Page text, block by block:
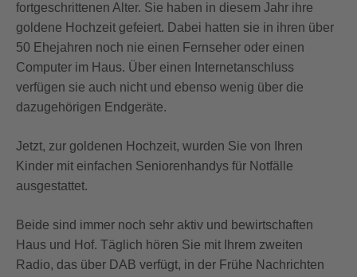
fortgeschrittenen Alter. Sie haben in diesem Jahr ihre
goldene Hochzeit gefeiert. Dabei hatten sie in ihren über
50 Ehejahren noch nie einen Fernseher oder einen
Computer im Haus. Über einen Internetanschluss
verfügen sie auch nicht und ebenso wenig über die
dazugehörigen Endgeräte.
Jetzt, zur goldenen Hochzeit, wurden Sie von Ihren
Kinder mit einfachen Seniorenhandys für Notfälle
ausgestattet.
Beide sind immer noch sehr aktiv und bewirtschaften
Haus und Hof. Täglich hören Sie mit Ihrem zweiten
Radio, das über DAB verfügt, in der Frühe Nachrichten